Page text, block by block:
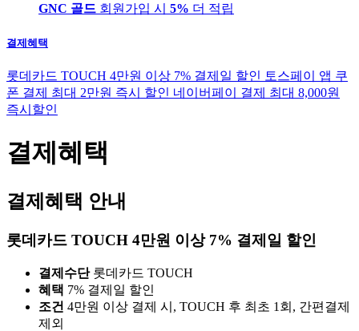
GNC 골드 회원가입 시 5% 더 적립
결제혜택
롯데카드 TOUCH 4만원 이상 7% 결제일 할인 토스페이 앱 쿠
폰 결제 최대 2만원 즉시 할인 네이버페이 결제 최대 8,000원
즉시할인
결제혜택
결제혜택 안내
롯데카드 TOUCH 4만원 이상 7% 결제일 할인
결제수단 롯데카드 TOUCH
혜택 7% 결제일 할인
조건 4만원 이상 결제 시, TOUCH 후 최초 1회, 간편결제
제외